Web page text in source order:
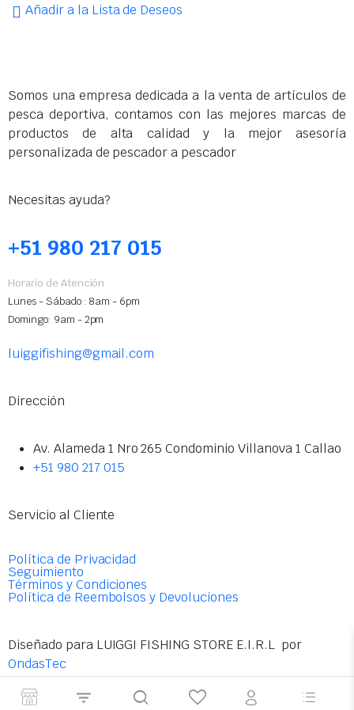
Añadir a la Lista de Deseos
Somos una empresa dedicada a la venta de artículos de
pesca deportiva, contamos con las mejores marcas de
productos de alta calidad y la mejor asesoría
personalizada de pescador a pescador
Necesitas ayuda?
+51 980 217 015
Horario de Atención
Lunes - Sábado : 8am - 6pm
Domingo: 9am - 2pm
luiggifishing@gmail.com
Dirección
Av. Alameda 1 Nro 265 Condominio Villanova 1 Callao
+51 980 217 015
Servicio al Cliente
Política de Privacidad
Seguimiento
Términos y Condiciones
Política de Reembolsos y Devoluciones
Diseñado para LUIGGI FISHING STORE E.I.R.L por
OndasTec